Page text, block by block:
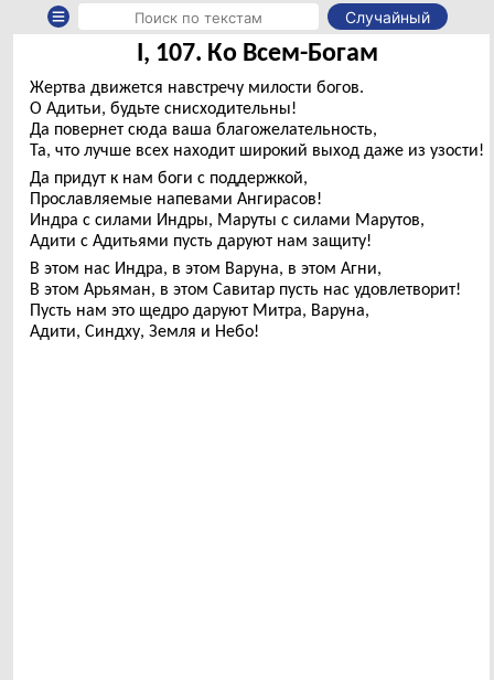
Случайный
I, 107. Ко Всем-Богам
Жертва движется навстречу милости богов.
О Адитьи, будьте снисходительны!
Да повернет сюда ваша благожелательность,
Та, что лучше всех находит широкий выход даже из узости!
Да придут к нам боги с поддержкой,
Прославляемые напевами Ангирасов!
Индра с силами Индры, Маруты с силами Марутов,
Адити с Адитьями пусть даруют нам защиту!
В этом нас Индра, в этом Варуна, в этом Агни,
В этом Арьяман, в этом Савитар пусть нас удовлетворит!
Пусть нам это щедро даруют Митра, Варуна,
Адити, Синдху, Земля и Небо!